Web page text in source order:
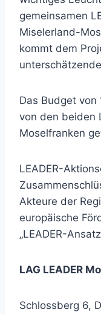
gemeinsamen
Miselerland-
kommt dem
Das Budget
von den beiden
Moselfranken
LEADER-
Akteure der
europäische
„LEADER-
LAG LEADER
Schlossberg 6,